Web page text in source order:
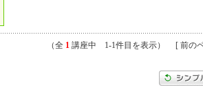
（全 1 講座中 1-1件目を表示） [ 前のペ